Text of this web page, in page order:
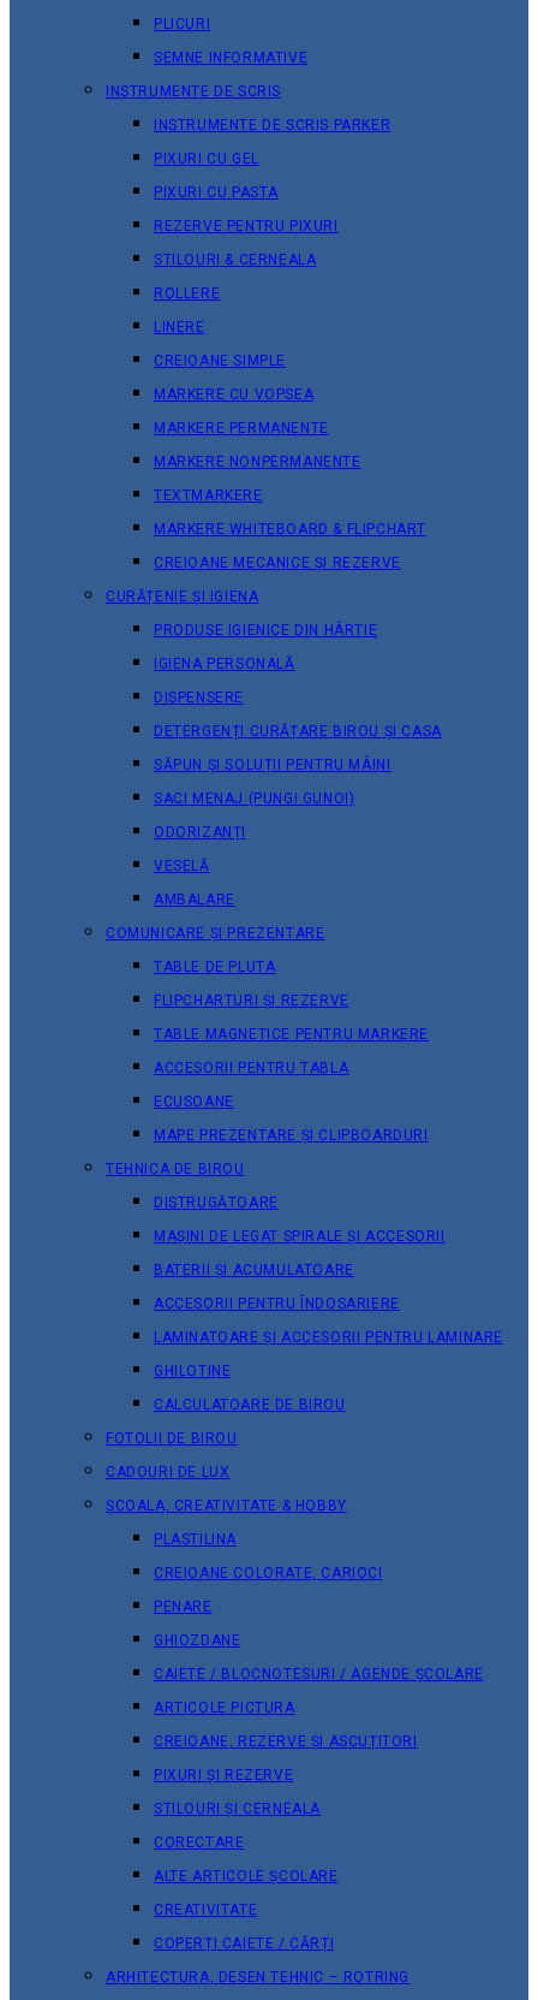
PLICURI
SEMNE INFORMATIVE
INSTRUMENTE DE SCRIS
INSTRUMENTE DE SCRIS PARKER
PIXURI CU GEL
PIXURI CU PASTA
REZERVE PENTRU PIXURI
STILOURI & СERNEALA
ROLLERE
LINERE
CREIOANE SIMPLE
MARKERE CU VOPSEA
MARKERE PERMANENTE
MARKERE NONPERMANENTE
TEXTMARKERE
MARKERE WHITEBOARD & FLIPCHART
CREIOANE MECANICE ȘI REZERVE
CURĂȚENIE ȘI IGIENA
PRODUSE IGIENICE DIN HÂRTIE
IGIENA PERSONALĂ
DISPENSERE
DETERGENȚI CURĂȚARE BIROU ȘI CASA
SĂPUN ȘI SOLUȚII PENTRU MÂINI
SACI MENAJ (PUNGI GUNOI)
ODORIZANȚI
VESELĂ
AMBALARE
COMUNICARE ȘI PREZENTARE
TABLE DE PLUTA
FLIPCHARTURI ȘI REZERVE
TABLE MAGNETICE PENTRU MARKERE
ACCESORII PENTRU TABLA
ECUSOANE
MAPE PREZENTARE ȘI CLIPBOARDURI
TEHNICA DE BIROU
DISTRUGĂTOARE
MAȘINI DE LEGAT SPIRALE ȘI ACCESORII
BATERII ȘI ACUMULATOARE
ACCESORII PENTRU ÎNDOSARIERE
LAMINATOARE ȘI ACCESORII PENTRU LAMINARE
GHILOTINE
CALCULATOARE DE BIROU
FOTOLII DE BIROU
CADOURI DE LUX
ȘCOALA, CREATIVITATE & HOBBY
PLASTILINA
CREIOANE COLORATE, CARIOCI
PENARE
GHIOZDANE
CAIETE / BLOCNOTESURI / AGENDE ȘCOLARE
ARTICOLE PICTURA
CREIOANE, REZERVE ȘI ASCUȚITORI
PIXURI ȘI REZERVE
STILOURI ȘI CERNEALA
CORECTARE
ALTE ARTICOLE ȘCOLARE
CREATIVITATE
COPERȚI CAIETE / CĂRȚI
ARHITECTURA, DESEN TEHNIC – ROTRING